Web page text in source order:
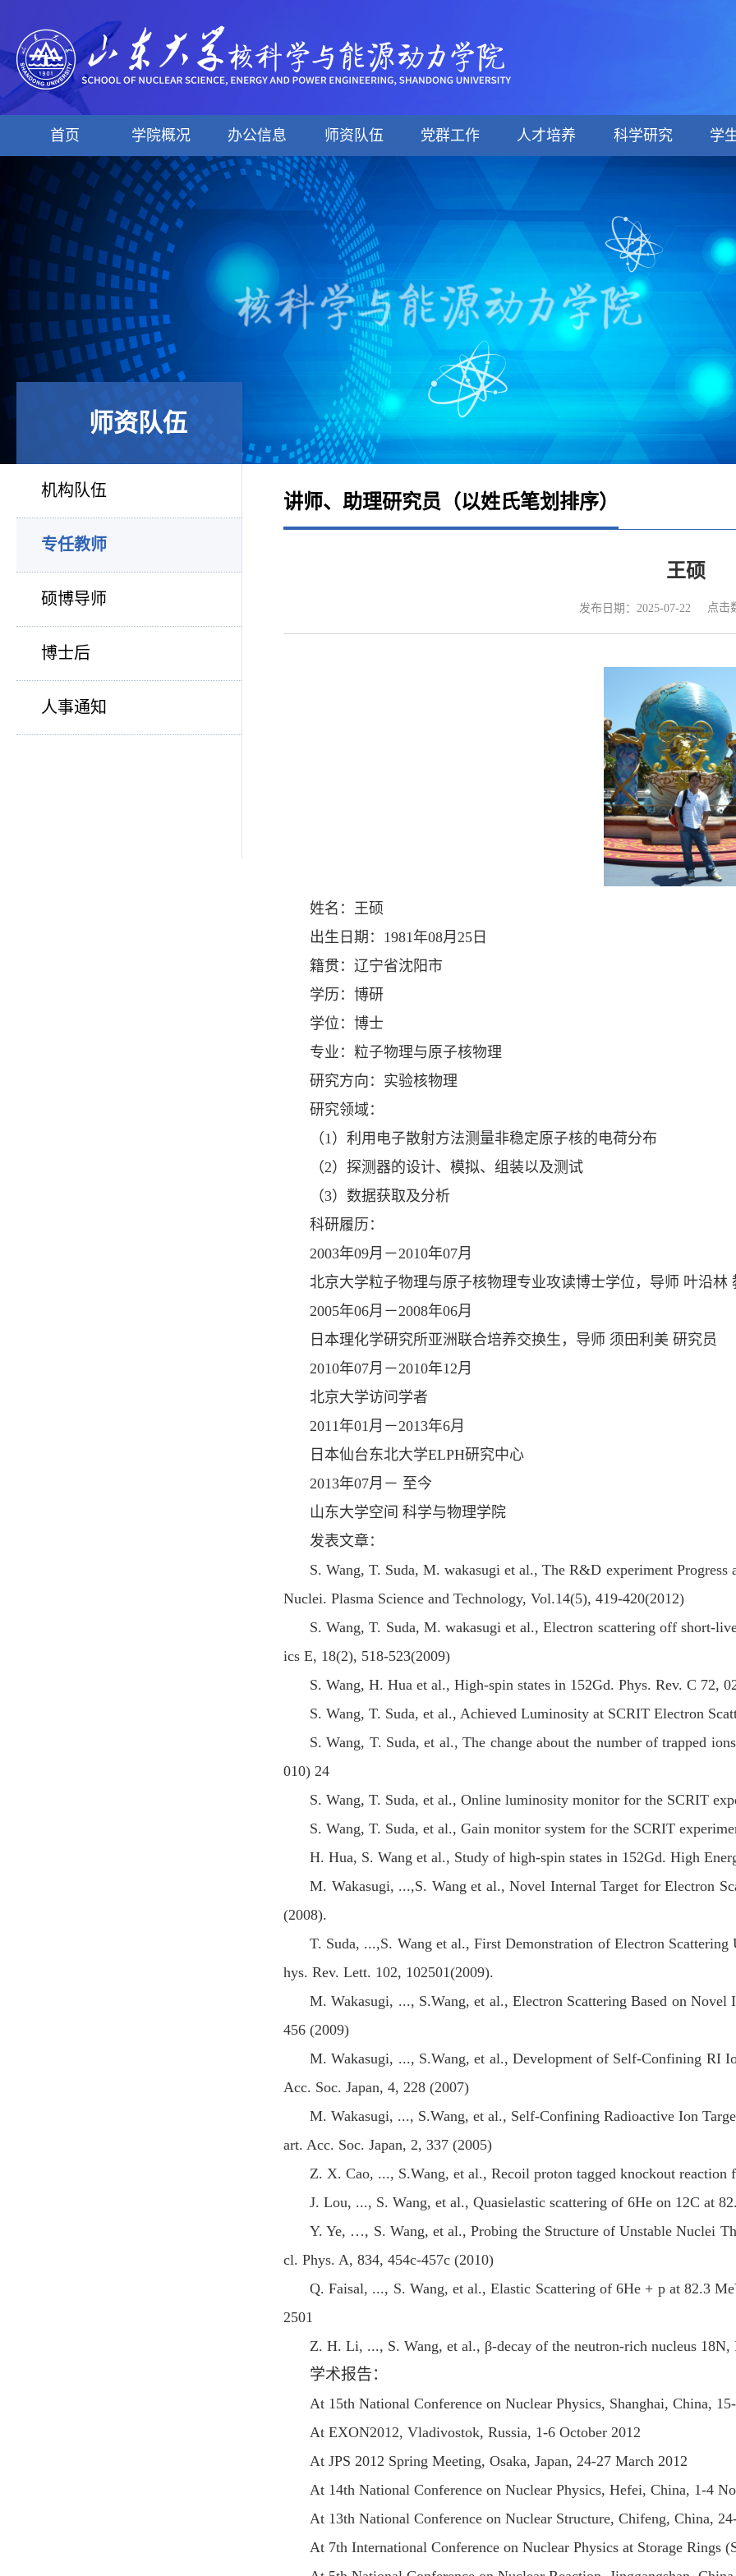
首页 学院概况 办公信息 师资队伍 党群工作 人才培养 科学研究 学
师资队伍
机构队伍
专任教师
硕博导师
博士后
人事通知
讲师、助理研究员（以姓氏笔划排序）
王硕
发布日期：2025-07-22 点击
姓名：王硕
出生日期： 1981年08月 25 日
籍贯：辽宁省沈阳市
学历：博研
学位：博士
专业：粒子物理与原子核物理
研究方向：实验核物理
研究领域：
（1 ）利用电子散射方法测量非稳定原子核的电荷分布
（2）探测器的设计、模拟、组装以及测试
（3）数据获取及分析
科研履历：
2003年09月－2010年07月
北京大学粒子物理与原子核物理专业攻读博士学位，导师 叶沿林
2005年06月－2008年06月
日本理化学研究所亚洲联合培养交换生，导师 须田利美 研究员
2010年07月－2010年12月
北京大学访问学者
2011年01 月－2013年6月
日本仙台东北大学ELPH研究中心
2013年07月－ 至今
山东大学空间 科学与物理学院
发表文章：
S. Wang, T. Suda, M. wakasugi et al., The R&D experiment
Nuclei. Plasma Science and Technology, Vol.14(5), 419-420(2012)
S. Wang, T. Suda, M. wakasugi et al., Electron scattering off short-
ics E, 18(2), 518-523(2009)
S. Wang, H. Hua et al., High-spin states in 152Gd. Phys. Rev. C 72,
S. Wang, T. Suda, et al., Achieved Luminosity at SCRIT Electron
S. Wang, T. Suda, et al., The change about the number of trapped
010) 24
S. Wang, T. Suda, et al., Online luminosity monitor for the SCRIT
S. Wang, T. Suda, et al., Gain monitor system for the SCRIT
H. Hua, S. Wang et al., Study of high-spin states in 152Gd. High
M. Wakasugi, ...,S. Wang et al., Novel Internal Target for Electron
(2008).
T. Suda, ...,S. Wang et al., First Demonstration of Electron
hys. Rev. Lett. 102, 102501(2009).
M. Wakasugi, ..., S.Wang, et al., Electron Scattering Based on
456 (2009)
M. Wakasugi, ..., S.Wang, et al., Development of Self-Confining RI
Acc. Soc. Japan, 4, 228 (2007)
M. Wakasugi, ..., S.Wang, et al., Self-Confining Radioactive Ion
art. Acc. Soc. Japan, 2, 337 (2005)
Z. X. Cao, ..., S.Wang, et al., Recoil proton tagged knockout
J. Lou, ..., S. Wang, et al., Quasielastic scattering of 6He on 12C at
Y. Ye, …, S. Wang, et al., Probing the Structure of Unstable Nuclei
cl. Phys. A, 834, 454c-457c (2010)
Q. Faisal, ..., S. Wang, et al., Elastic Scattering of 6He + p at 82.3
2501
Z. H. Li, ..., S. Wang, et al., β-decay of the neutron-rich nucleus
学术报告：
At 15th National Conference on Nuclear Physics, Shanghai, China,
At EXON2012, Vladivostok, Russia, 1-6 October 2012
At JPS 2012 Spring Meeting, Osaka, Japan, 24-27 March 2012
At 14th National Conference on Nuclear Physics, Hefei, China, 1-4
At 13th National Conference on Nuclear Structure, Chifeng, China,
At 7th International Conference on Nuclear Physics at Storage Rings